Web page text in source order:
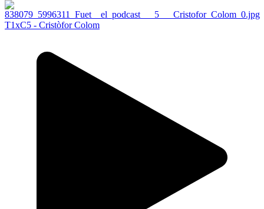
T1xC5 - Cristòfor Colom